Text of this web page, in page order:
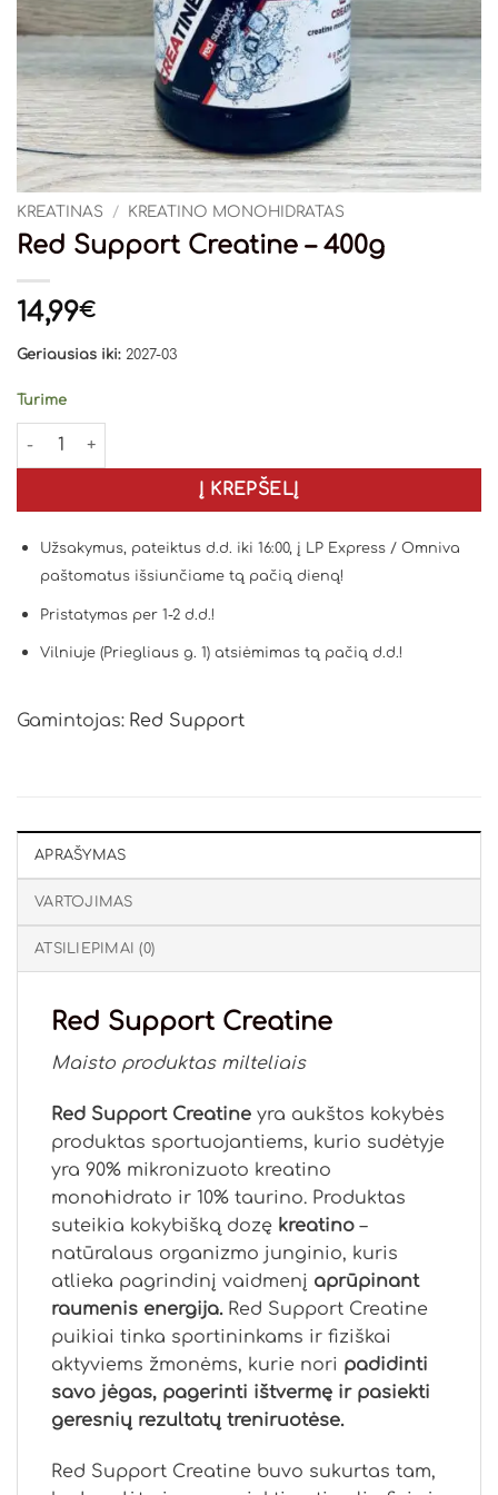
KREATINAS / KREATINO MONOHIDRATAS
Red Support Creatine – 400g
14,99€
Geriausias iki: 2027-03
Turime
produkto kiekis: Red Support Creatine - 400g
Į KREPŠELĮ
Užsakymus, pateiktus d.d. iki 16:00, į LP Express / Omniva
paštomatus išsiunčiame tą pačią dieną!
Pristatymas per 1-2 d.d.!
Vilniuje (Priegliaus g. 1) atsiėmimas tą pačią d.d.!
Gamintojas: Red Support
APRAŠYMAS
VARTOJIMAS
ATSILIEPIMAI (0)
Red Support Creatine
Maisto produktas milteliais
Red Support Creatine yra aukštos kokybės
produktas sportuojantiems, kurio sudėtyje
yra 90% mikronizuoto kreatino
monohidrato ir 10% taurino. Produktas
suteikia kokybišką dozę kreatino –
natūralaus organizmo junginio, kuris
atlieka pagrindinį vaidmenį aprūpinant
raumenis energija. Red Support Creatine
puikiai tinka sportininkams ir fiziškai
aktyviems žmonėms, kurie nori padidinti
savo jėgas, pagerinti ištvermę ir pasiekti
geresnių rezultatų treniruotėse.
Red Support Creatine buvo sukurtas tam,